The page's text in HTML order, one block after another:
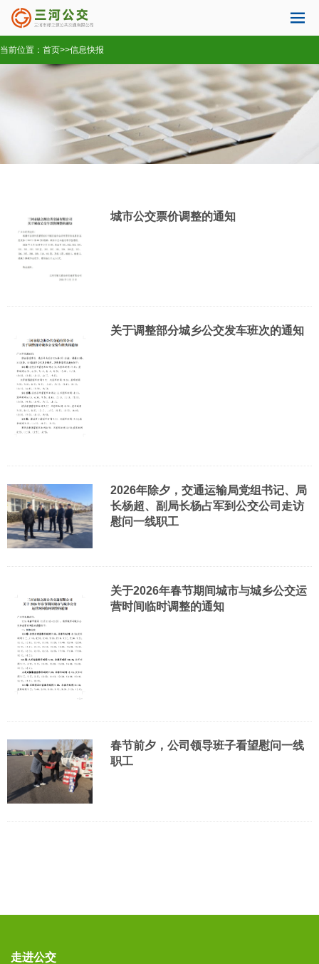
当前位置： 首页>>信息快报
城市公交票价调整的通知
关于调整部分城乡公交发车班次的通知
2026年除夕，交通运输局党组书记、局
长杨超、副局长杨占军到公交公司走访
慰问一线职工
关于2026年春节期间城市与城乡公交运
营时间临时调整的通知
春节前夕，公司领导班子看望慰问一线
职工
走进公交